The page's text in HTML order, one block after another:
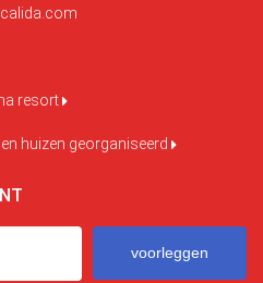
resort
huizen georganiseerd
voorleggen